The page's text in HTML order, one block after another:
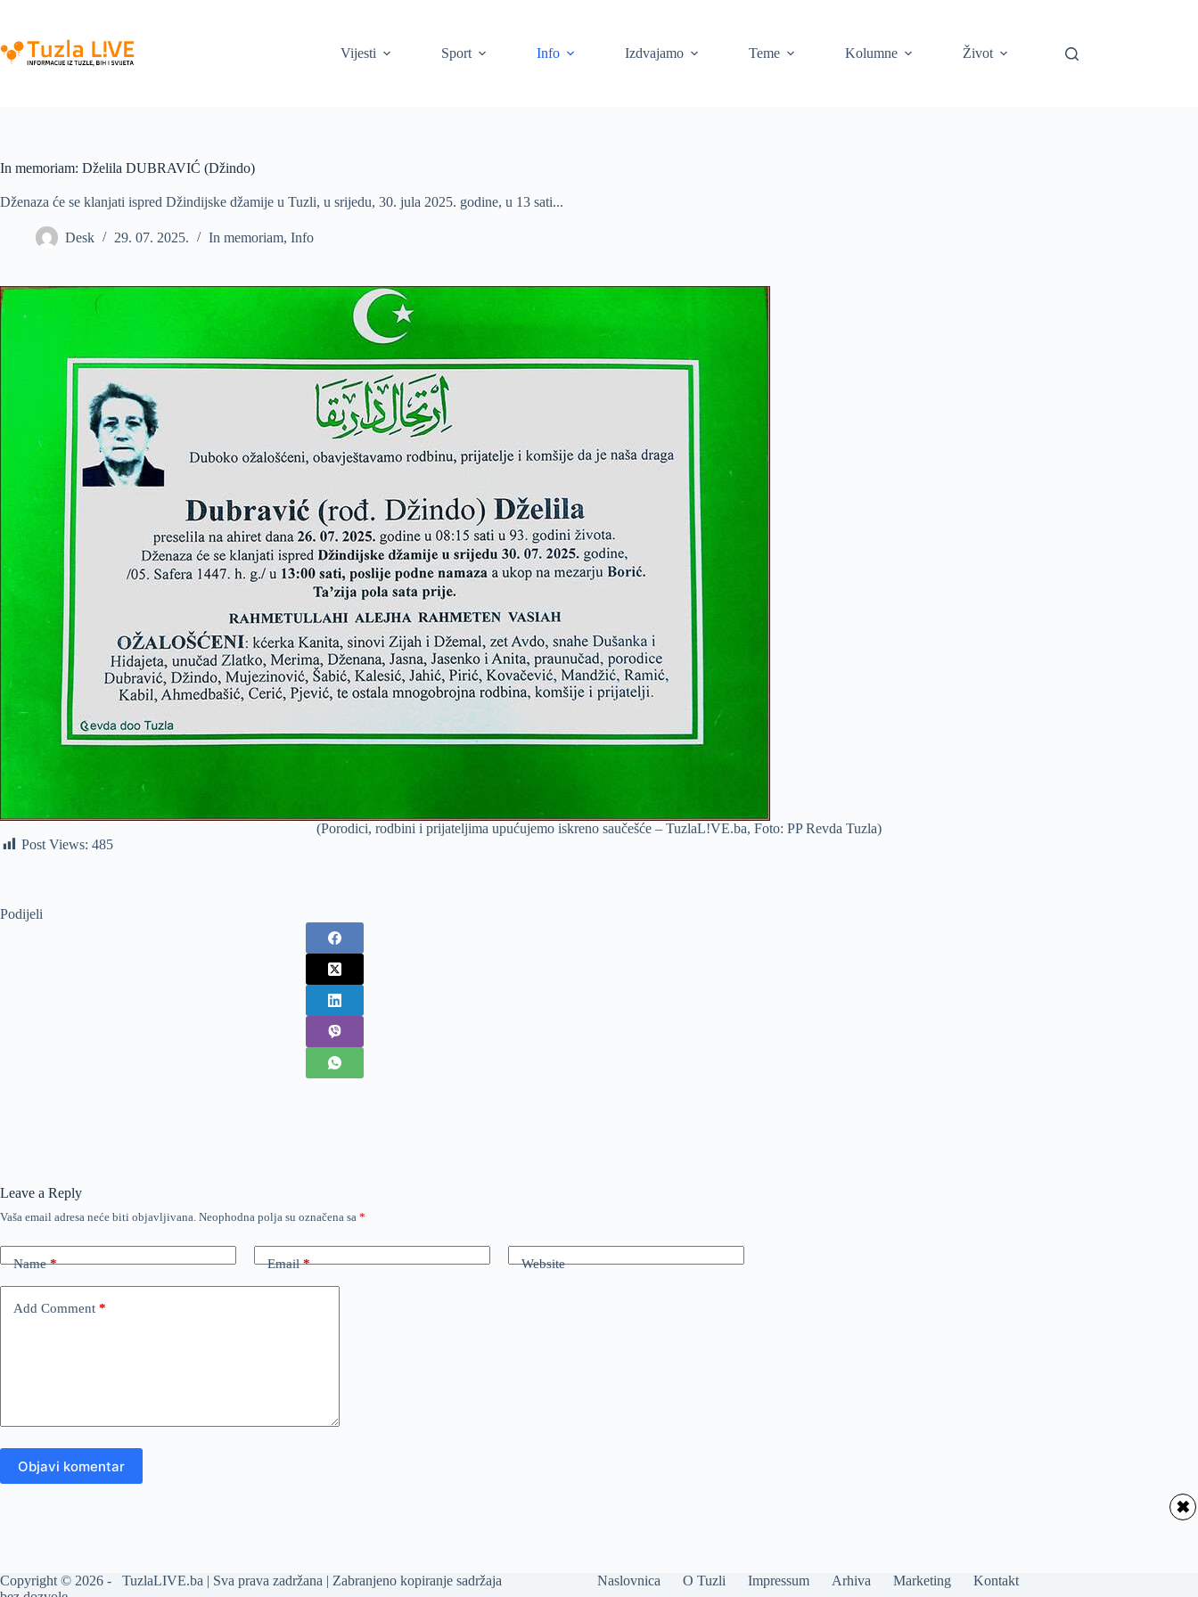
content
Vijesti
Sport Info Izdvajamo Teme Kolumne Život
In memoriam: Dželila DUBRAVIĆ (Džindo)
Dženaza će se klanjati ispred Džindijske džamije u Tuzli, u srijedu, 30. jula 2025. godine, u 13 sati...
Desk 29. 07. 2025. In memoriam, Info
(Porodici, rodbini i prijateljima upućujemo iskreno saučešće – TuzlaL!VE.ba, Foto: PP Revda Tuzla)
Post Views: 485
Podijeli
Leave a Reply
Vaša email adresa neće biti objavljivana. Neophodna polja su označena sa *
Name* Email* Website
Add Comment *
Objavi komentar
Copyright © 2026 - TuzlaLIVE.ba | Sva prava zadržana | Zabranjeno kopiranje sadržaja
Naslovnica O Tuzli Impressum Arhiva Marketing Kontakt
✖